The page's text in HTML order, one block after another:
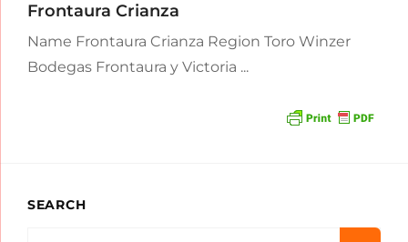
Frontaura Crianza
Name Frontaura Crianza Region Toro Winzer
Bodegas Frontaura y Victoria ...
SEARCH